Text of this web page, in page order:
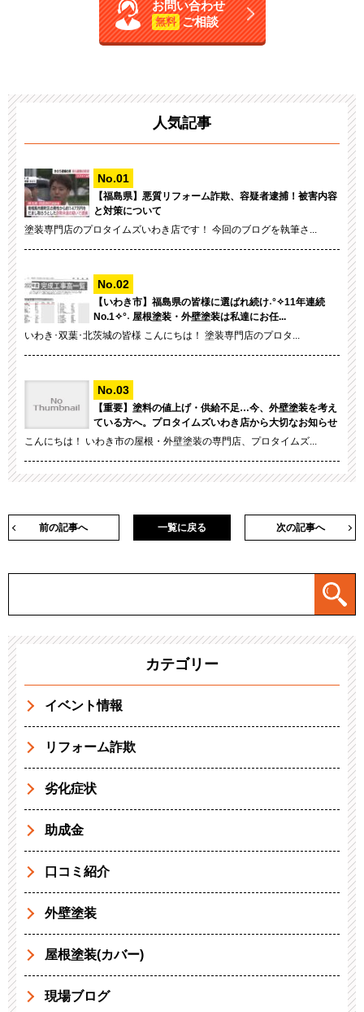
お問い合わせ
無料 ご相談
人気記事
【福島県】悪質リフォーム詐欺、容疑者逮捕！被害内容
と対策について
塗装専門店のプロタイムズいわき店です！ 今回のブログを執筆さ...
【いわき市】福島県の皆様に選ばれ続け˖°✧11年連続
No.1✧°˖ 屋根塗装・外壁塗装は私達にお任...
いわき･双葉･北茨城の皆様 こんにちは！ 塗装専門店のプロタ...
【重要】塗料の値上げ・供給不足…今、外壁塗装を考え
ている方へ。プロタイムズいわき店から大切なお知らせ
こんにちは！ いわき市の屋根・外壁塗装の専門店、プロタイムズ...
前の記事へ 次の記事へ
一覧に戻る
カテゴリー
イベント情報
リフォーム詐欺
劣化症状
助成金
口コミ紹介
外壁塗装
屋根塗装(カバー)
現場ブログ